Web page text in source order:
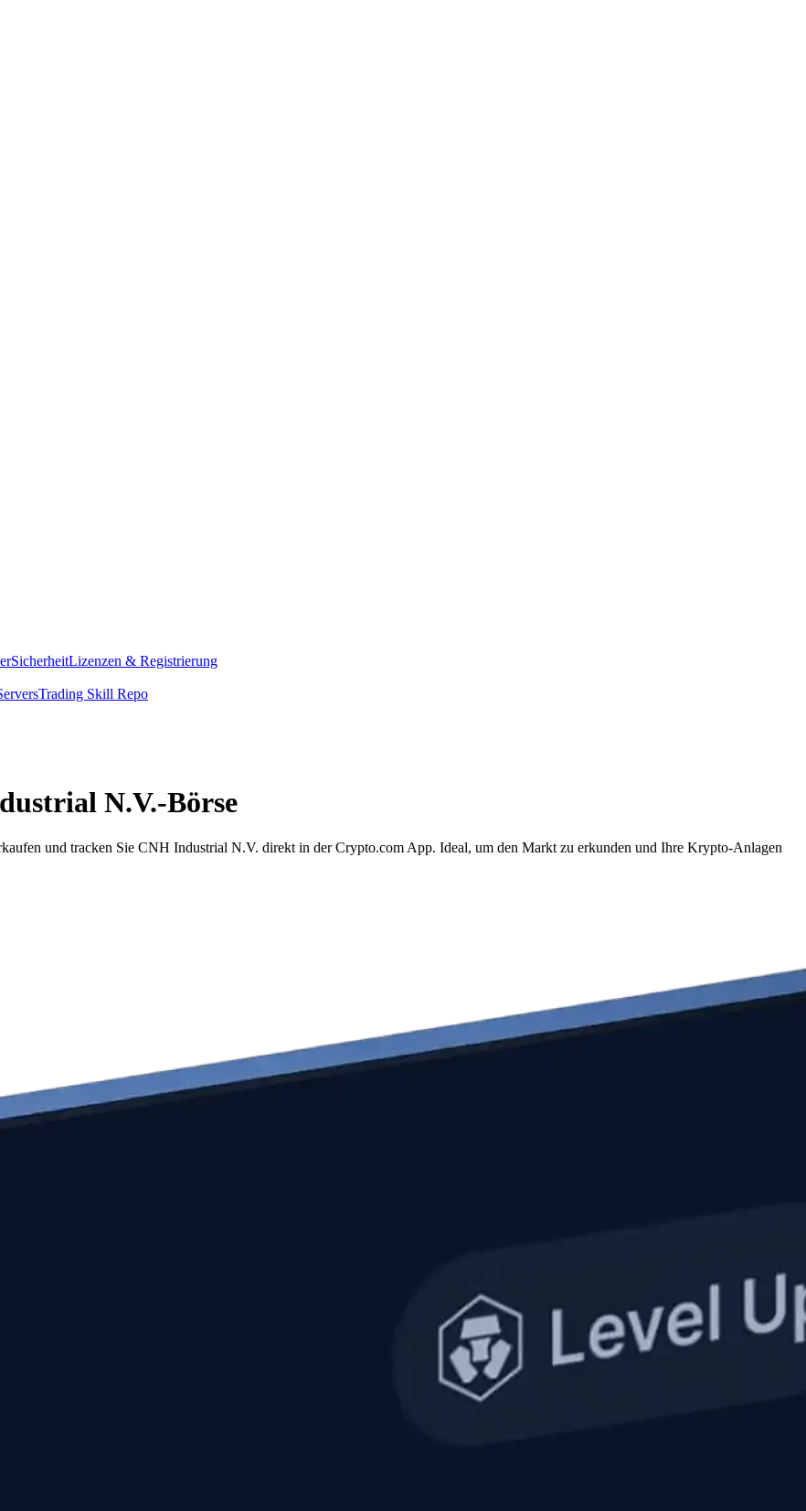
SicherheitLizenzen & Registrierung
Trading Skill Repo
N.V.-Börse
und tracken Sie CNH Industrial N.V. direkt in der Crypto.com App. Ideal, um den Markt zu erkunden und Ihre Krypto-Anlagen